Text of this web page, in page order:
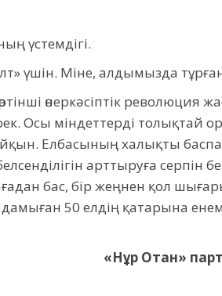
үстемдігі.
үшін. Міне, алдымызда
өнеркәсіптік революция
Осы міндеттерді толықтай
Елбасының халықты
арттыруға серпін
бас, бір жеңнен қол
50 елдің қатарына
«Нұр Отан»